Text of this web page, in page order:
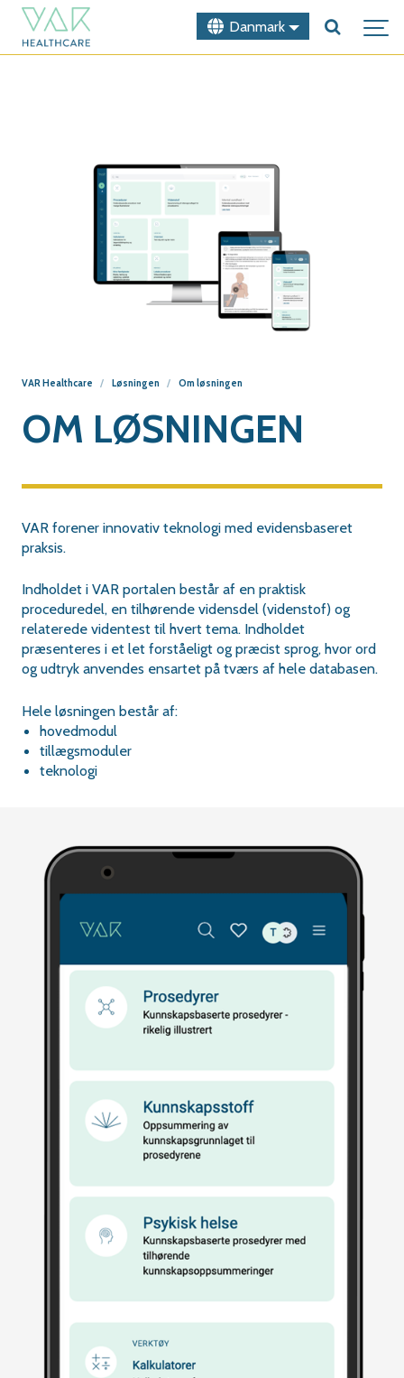
Danmark
VAR Healthcare Løsningen Om løsningen
OM LØSNINGEN
VAR forener innovativ teknologi med evidensbaseret
praksis.
Indholdet i VAR portalen består af en praktisk
proceduredel, en tilhørende vidensdel (videnstof) og
relaterede videntest til hvert tema. Indholdet
præsenteres i et let forståeligt og præcist sprog, hvor ord
og udtryk anvendes ensartet på tværs af hele databasen.
Hele løsningen består af:
hovedmodul
tillægsmoduler
teknologi